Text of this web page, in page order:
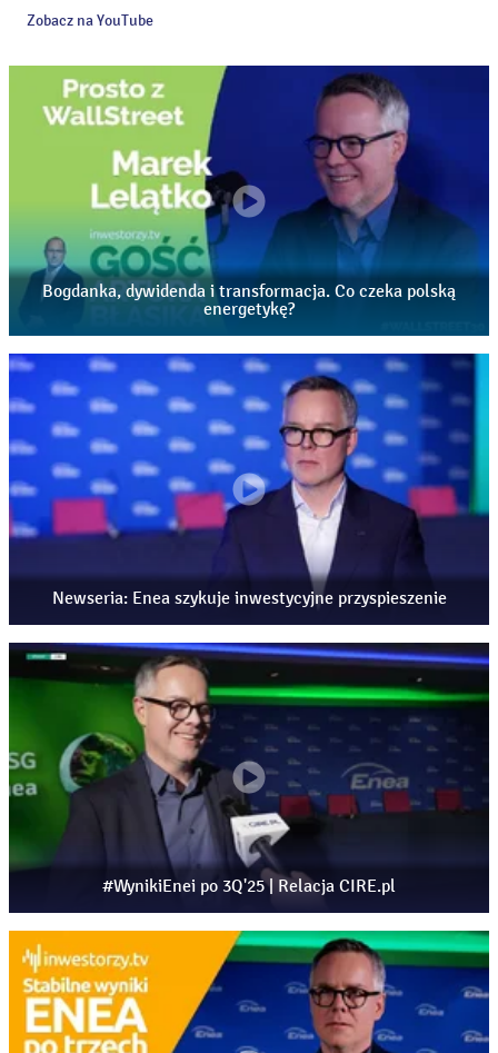
zainwestować aż 9 miliardów złotych? Sprawdź, co na
przekazania Marek Lelątko. Ten odcinek porusza
następujące kwestie: 00:00 – wstęp i zapowiedź rozmowy,
podsumowanie 2025 roku w Grupie Enea – wyniki
finansowe, EBITDA oraz najważniejsze sukcesy, 03:07 –
wyniki za I kwartał 2026 roku: wpływ zimy, cen energii i
poszczególnych segmentów działalności na rezultaty
spółki, 05:24 – czy transformacja energetyczna to dziś
największe wyzwanie dla sektora, jak zmienił się rynek po
kryzysie energetycznym, dlaczego Polska potrzebuje
magazynów energii; rola prosumentów, fotowoltaiki oraz
nowych modeli zużycia energii, 09:28 – rekordowe
inwestycje Enei – 9 mld zł na rozwój sieci, bloków
gazowych i transformację energetyczną, cyfryzacja
energetyki, automatyzacja, sztuczna inteligencja oraz
przyszłość zarządzania siecią energetyczną, 13:22 – czy
rynek właściwie wycenia Eneę, potencjał spółki i
spojrzenie na przyszłość, 14:08 – powrót dywidendy, czy
akcjonariusze mogą liczyć na regularne wypłaty w
kolejnych latach, 17:29 – przyszłość Bogdanki, wyniki
kopalni, konkurencyjność i miejsce w strategii Grupy
Enea, 21:29 – czy Polska nadal powinna opierać się na
węglu, dyskusja o bezpieczeństwie energetycznym,
transformacji i doświadczeniach innych państw, 24:31 –
jak inwestorzy patrzą na transformację energetyczną, czy
rynek docenia skalę zachodzących zmian, 26:17 –
perspektywy Enei na 2026 rok, największe wyzwania,
dotacje unijne oraz oczekiwania wobec wyników
finansowych, 27:41 – zakończenie rozmowy.
Zobacz na YouTube
Bogdanka, dywidenda i transformacja. Co czeka polską
energetykę?
Newseria: Enea szykuje inwestycyjne przyspieszenie
#WynikiEnei po 3Q'25 | Relacja CIRE.pl